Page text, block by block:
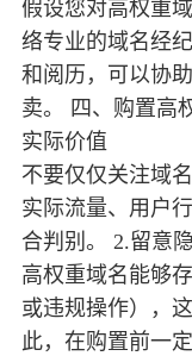
假设您对高权重
络专业的域名经
和阅历，可以协
卖。 四、购置高
实际价值
不要仅仅关注域
实际流量、用户
合判别。 2.留意
高权重域名能够
或违规操作），
此，在购置前一